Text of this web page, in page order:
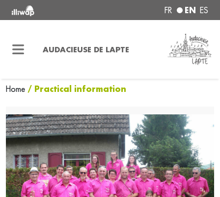
FR EN ES
AUDACIEUSE DE LAPTE
Home / Practical information